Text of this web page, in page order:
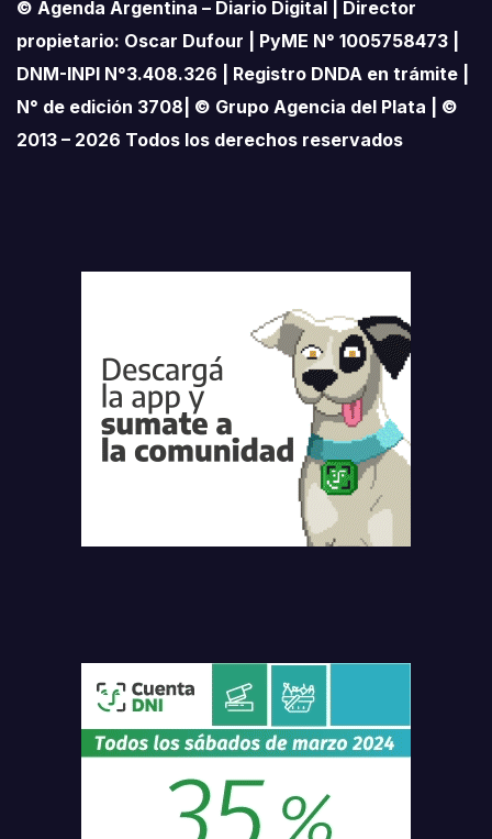
© Agenda Argentina – Diario Digital | Director
propietario: Oscar Dufour | PyME N° 1005758473 |
DNM-INPI N°3.408.326 | Registro DNDA en trámite |
N° de edición 3708| © Grupo Agencia del Plata | ©
2013 – 2026 Todos los derechos reservados